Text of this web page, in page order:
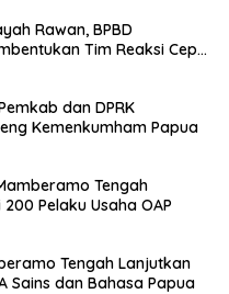
Rawan, BPBD
Tim Reaksi Cepat
dan DPRK
Kemenkumham Papua
Tengah
Pelaku Usaha OAP
Tengah Lanjutkan
Sains dan Bahasa Papua